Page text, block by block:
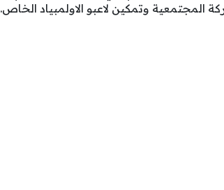
المجتمعية وتمكين لاعبو الاولمبياد الخاص.